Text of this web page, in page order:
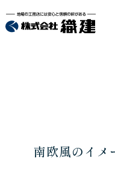
南欧風のイメ